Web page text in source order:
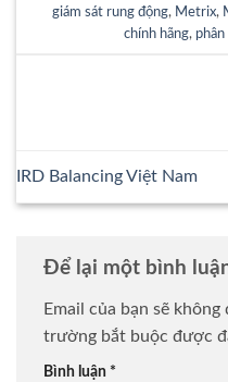
giám sát rung động, Metrix,
chính hãng,
IRD Balancing Việt Nam
Để lại một bình
Email của bạn sẽ
trường bắt buộc được
Bình luận *